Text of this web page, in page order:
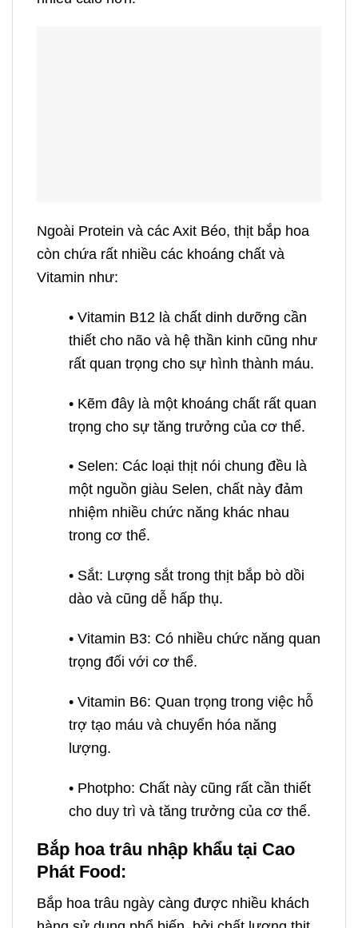
Ngoài Protein và các Axit Béo, thịt bắp hoa
còn chứa rất nhiều các khoáng chất và
Vitamin như:
• Vitamin B12 là chất dinh dưỡng cần
thiết cho não và hệ thần kinh cũng như
rất quan trọng cho sự hình thành máu.
• Kẽm đây là một khoáng chất rất quan
trọng cho sự tăng trưởng của cơ thể.
• Selen: Các loại thịt nói chung đều là
một nguồn giàu Selen, chất này đảm
nhiệm nhiều chức năng khác nhau
trong cơ thể.
• Sắt: Lượng sắt trong thịt bắp bò dồi
dào và cũng dễ hấp thụ.
• Vitamin B3: Có nhiều chức năng quan
trọng đối với cơ thể.
• Vitamin B6: Quan trọng trong việc hỗ
trợ tạo máu và chuyển hóa năng
lượng.
• Photpho: Chất này cũng rất cần thiết
cho duy trì và tăng trưởng của cơ thể.
Bắp hoa trâu nhập khẩu tại Cao
Phát Food:
Bắp hoa trâu ngày càng được nhiều khách